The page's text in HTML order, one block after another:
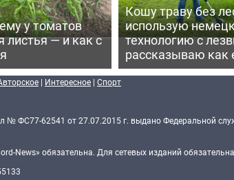
у томатов
листья — и как с
Кошу траву без
использую
технологию с
рассказываю как
| Интересное | Спорт
№ ФС77-62541 от 27.07.2015 г. выдано Федеральной
News» обязательна. Для сетевых изданий